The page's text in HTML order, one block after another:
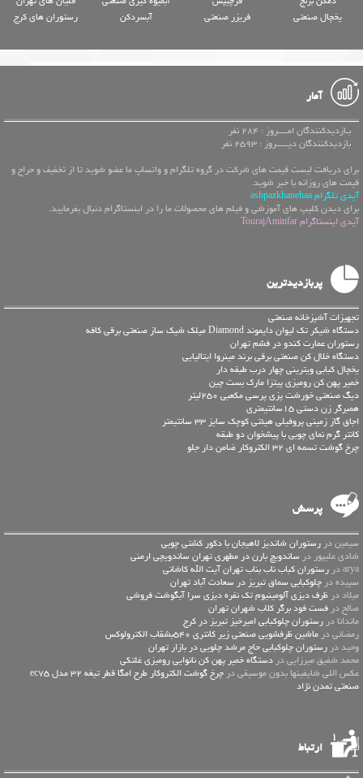
یخچال صنعتی
فریزر صنعتی
آبسردکن
رستوران های کرج
آمار
بـازدیدکنندگان امــــروز : 284 نفر
بازدیدکنندگان دیـــــروز : 2593 نفر
برای دریافت لیست قیمت های شرکت در گروه تلگرام و واتساپ ما عضو شوید تا از تخفیف و حراج و
قیمت های روزانه با خبر شوید.
آیدی تلگرام ashpazkhanehaa
برای دیدن کلیپ های آموزشی و فیلم های محصولات ما را در اینستاگرام دنبال بفرمایید.
آیدی اینستاگرام TourajAminfar
پربازدیدترین
تجهیزات آشپزخانه صنعتی
دستگاه شیکر تک لیوان دایموند Diamond میلک شیک ساز صنعتی برقی کافه
رستوران عمارت کندو در فشم تهران
دستگاه خلال کن صنعتی برقی برند مینروا ایتالیایی
یخچال کبابی ویترینی چهار درب طبقه دار
خمیر پهن کن رومیزی پیتزا مارک بست چین
دیگ صنعتی خورشت پزی پرسی مکعبی 250لیتر
همبرگر زن دستی 15سانتیمتری
اجاق گاز زمینی پروفیلی هیئتی کوچک سایز 33 سانتیمتر
کانتر گرم نمای چوبی با پیشخوان دو طبقه
چرخ گوشت تسمه ای 32 الکتروکار ضامن دار جلو
پرسش
سیمین در رستوران شاندیز لاهیجان با دکور کشتی چوبی
شادی علیپور در ساندویچ بارن در مطهری تهران ساندویچی ارمنی
arya در
رستوران کباب ناب بناب تهران آیت الله کاشانی
سپیده در چلوکبابی سماق تبریز در سعادت آباد تهران
میلاد در ظرف دیزی آلومینیوم تک نفره دیزی سرا آبگوشت فروشی
صالح در فست فود برگر کلاب شهران تهران
ماندانا در رستوران چلوکبابی امیرخیز تبریز در کرج
رمضانی در ماشین ظرفشویی صنعتی زیر کانتری 540بشقاب الکترولوکس
وحید در رستوران چلوکبابی حاج مرشد چلویی در بازار تهران
محمد شفیق میرزایی در دستگاه خمیر پهن کن نانوایی رومیزی غلتکی
عكس اللي شايفينها بدون موسيقى در
چرخ گوشت الکتروکار طرح امگا قطر تیغه 32 مدل ec75
صنعتی تمدن نژاد
ارتباط